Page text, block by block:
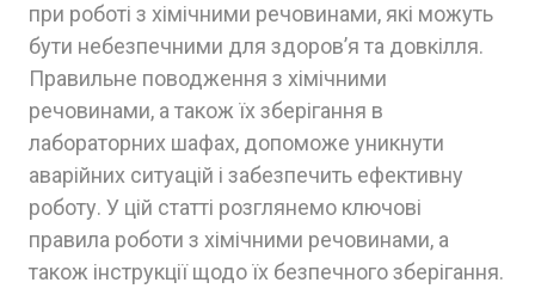
при роботі з хімічними речовинами, які можуть
бути небезпечними для здоров’я та довкілля.
Правильне поводження з хімічними
речовинами, а також їх зберігання в
лабораторних шафах, допоможе уникнути
аварійних ситуацій і забезпечить ефективну
роботу. У цій статті розглянемо ключові
правила роботи з хімічними речовинами, а
також інструкції щодо їх безпечного зберігання.